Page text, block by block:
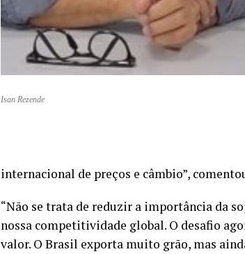
Isan Rezende
internacional de preços e câmbio”,
“Não se trata de reduzir a importância da
nossa competitividade global. O desafio
valor. O Brasil exporta muito grão, mas